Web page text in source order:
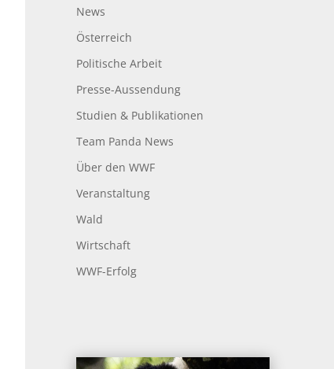
News
Österreich
Politische Arbeit
Presse-Aussendung
Studien & Publikationen
Team Panda News
Über den WWF
Veranstaltung
Wald
Wirtschaft
WWF-Erfolg